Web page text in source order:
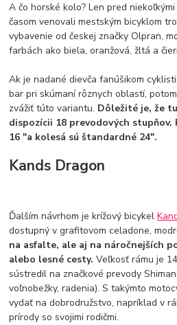
A čo horské kolo? Len pred
časom venovali mestským bicyklom
vybavenie od českej značky Olpran,
farbách ako biela, oranžová, žltá a
Ak je nadané dievča fanúšikom
bar pri skúmaní rôznych oblastí,
zvážiť túto variantu. Dôležité je, že
dispozícii 18 prevodových
16 "a kolesá sú štandardné 24".
Kands Dragon
Ďalším návrhom je krížový bicykel
dostupný v grafitovom celadone,
na asfalte, ale aj na náročnejších
alebo lesné cesty.Veľkosť rámu je
sústredil na značkové prevody
voľnobežky, radenia). S takýmto
vydať na dobrodružstvo, napríklad v
prírody so svojimi rodičmi.